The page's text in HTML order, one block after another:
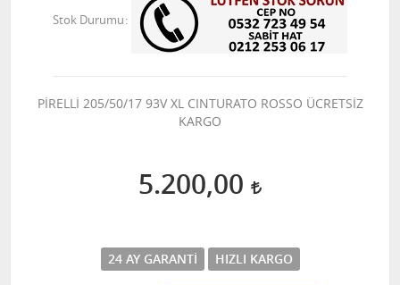
Stok Durumu
PİRELLİ 205/50/17 93V XL CINTURATO ROSSO ÜCRETSİZ
KARGO
5.200,00
24 AY GARANTI HIZLI KARGO